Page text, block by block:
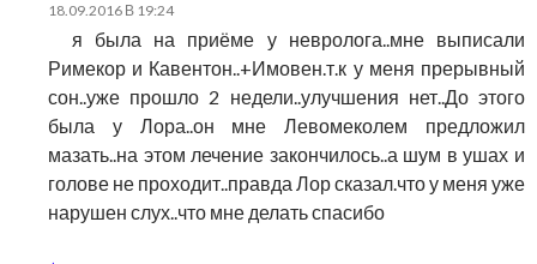
18.09.2016 В 19:24
я была на приёме у невролога..мне выписали
Римекор и Кавентон..+Имовен.т.к у меня прерывный
сон..уже прошло 2 недели..улучшения нет..До этого
была у Лора..он мне Левомеколем предложил
мазать..на этом лечение закончилось..а шум в ушах и
голове не проходит..правда Лор сказал.что у меня уже
нарушен слух..что мне делать спасибо